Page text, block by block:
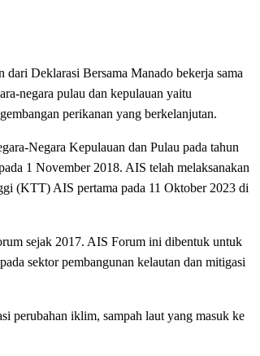
Deklarasi Bersama Manado bekerja sama
negara pulau dan kepulauan yaitu
perikanan yang berkelanjutan.
Negara Kepulauan dan Pulau pada tahun
1 November 2018. AIS telah melaksanakan
(KTT) AIS pertama pada 11 Oktober 2023 di
sejak 2017. AIS Forum ini dibentuk untuk
sektor pembangunan kelautan dan mitigasi
perubahan iklim, sampah laut yang masuk ke